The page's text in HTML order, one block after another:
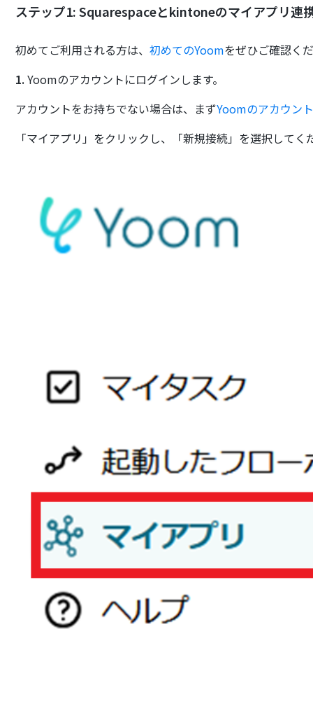
ステップ1: Squarespaceとkintoneのマイアプリ連
初めてご利用される方は、初めてのYoomをぜひご確認く
1. Yoomのアカウントにログインします。
アカウントをお持ちでない場合は、まずYoomのアカウン
「マイアプリ」をクリックし、「新規接続」を選択してく